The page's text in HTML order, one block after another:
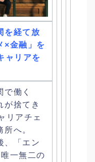
を経て放
金融」 を
ャリアを
働く
が捨てき
リアチェ
へ。
、「エン
一無二の